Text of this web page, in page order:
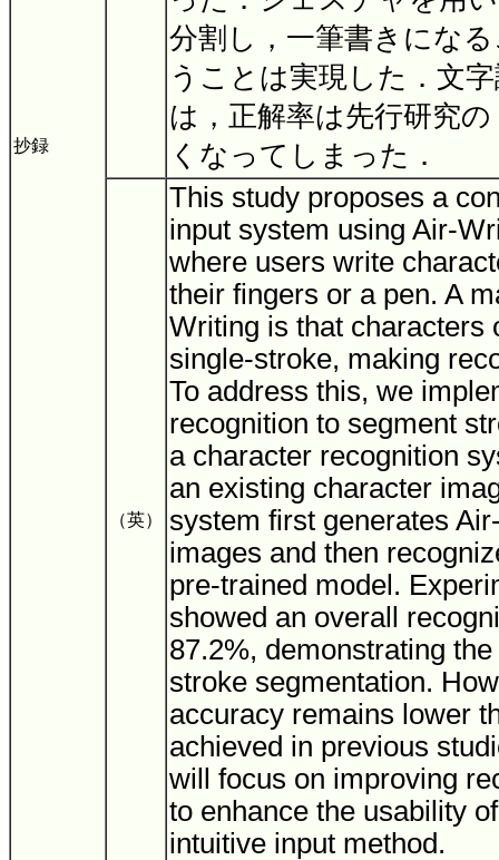
抄録
分割し，一筆書きにな
うことは実現した．文
は，正解率は先行研究
くなってしまった．
（英）
This study proposes a
input system using Air-
where users write
their fingers or a pen. A
Writing is that characters
single-stroke, making
To address this, we
recognition to segment
a character recognition
an existing character
system first generates
images and then
pre-trained model.
showed an overall
87.2%, demonstrating
stroke segmentation.
accuracy remains lower
achieved in previous
will focus on improving
to enhance the usability
intuitive input method.